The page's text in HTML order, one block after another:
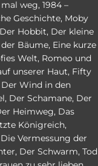
weg, 1984 –
Geschichte, Moby
Der Hobbit, Der kleine
Bäume, Eine kurze
Welt, Romeo und
unserer Haut, Fifty
Der Wind in den
, Der Schamane, Der
Heimweg, Das
Königreich,
Die Vermessung der
, Der Schwarm, Tod